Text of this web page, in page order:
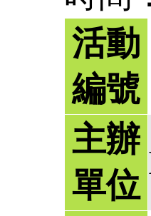
活動
編號
主辦
單位